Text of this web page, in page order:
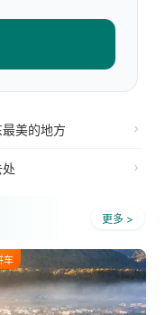
美的地方
更多 >
车